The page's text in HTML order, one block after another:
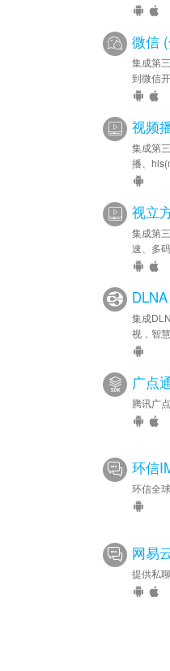
微信
集成第
到微信
视频
集成第
播、
视立
集成第
速、多
集成
视，智
广点
腾讯广
环信
环信全
网易
提供私